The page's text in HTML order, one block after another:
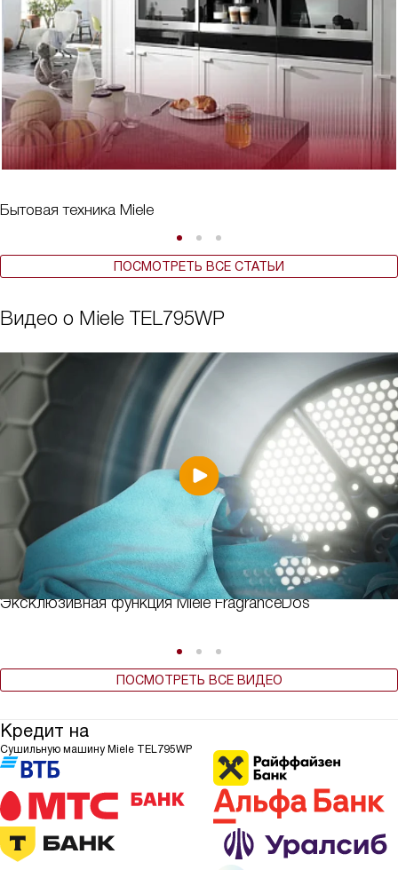
Бытовая техника Miele
ПОСМОТРЕТЬ ВСЕ СТАТЬИ
Видео о Miele TEL795WP
Эксклюзивная функция Miele FragranceDos
ПОСМОТРЕТЬ ВСЕ ВИДЕО
Кредит на
Сушильную машину Miele TEL795WP